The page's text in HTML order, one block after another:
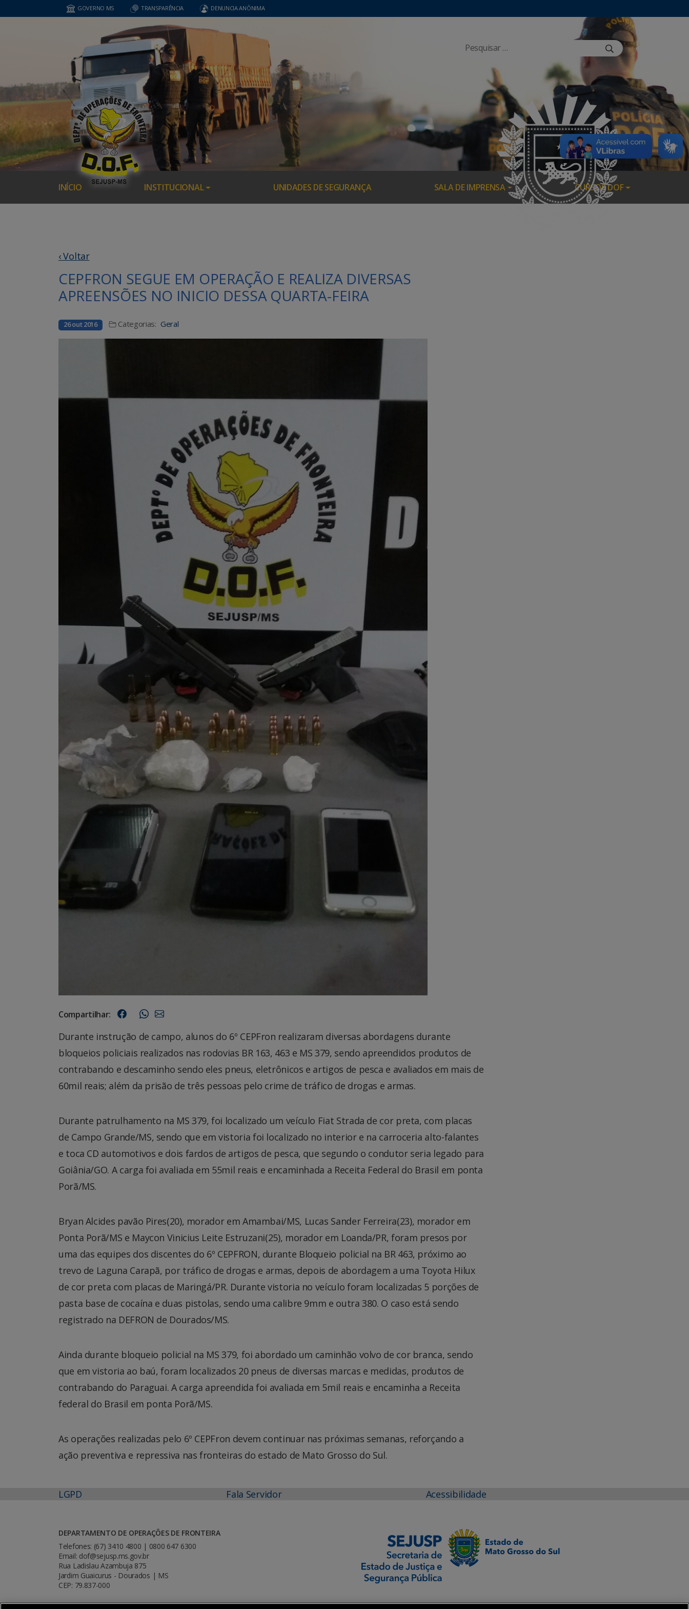
GOVERNO MS TRANSPARÊNCIA DENUNCIA ANÔNIMA
INÍCIO INSTITUCIONAL UNIDADES DE SEGURANÇA SALA DE IMPRENSA CURSOS DOF
‹ Voltar
CEPFRON SEGUE EM OPERAÇÃO E REALIZA DIVERSAS
APREENSÕES NO INICIO DESSA QUARTA-FEIRA
26 out 2016 Categorias: Geral
Compartilhar:
Durante instrução de campo, alunos do 6º CEPFron realizaram diversas abordagens durante
bloqueios policiais realizados nas rodovias BR 163, 463 e MS 379, sendo apreendidos produtos de
contrabando e descaminho sendo eles pneus, eletrônicos e artigos de pesca e avaliados em mais de
60mil reais; além da prisão de três pessoas pelo crime de tráfico de drogas e armas.
Durante patrulhamento na MS 379, foi localizado um veículo Fiat Strada de cor preta, com placas
de Campo Grande/MS, sendo que em vistoria foi localizado no interior e na carroceria alto-falantes
e toca CD automotivos e dois fardos de artigos de pesca, que segundo o condutor seria legado para
Goiânia/GO. A carga foi avaliada em 55mil reais e encaminhada a Receita Federal do Brasil em ponta
Porã/MS.
Bryan Alcides pavão Pires(20), morador em Amambai/MS, Lucas Sander Ferreira(23), morador em
Ponta Porã/MS e Maycon Vinicius Leite Estruzani(25), morador em Loanda/PR, foram presos por
uma das equipes dos discentes do 6º CEPFRON, durante Bloqueio policial na BR 463, próximo ao
trevo de Laguna Carapã, por tráfico de drogas e armas, depois de abordagem a uma Toyota Hilux
de cor preta com placas de Maringá/PR. Durante vistoria no veículo foram localizadas 5 porções de
pasta base de cocaína e duas pistolas, sendo uma calibre 9mm e outra 380. O caso está sendo
registrado na DEFRON de Dourados/MS.
Ainda durante bloqueio policial na MS 379, foi abordado um caminhão volvo de cor branca, sendo
que em vistoria ao baú, foram localizados 20 pneus de diversas marcas e medidas, produtos de
contrabando do Paraguai. A carga apreendida foi avaliada em 5mil reais e encaminha a Receita
federal do Brasil em ponta Porã/MS.
As operações realizadas pelo 6º CEPFron devem continuar nas próximas semanas, reforçando a
ação preventiva e repressiva nas fronteiras do estado de Mato Grosso do Sul.
LGPD Fala Servidor Acessibilidade
DEPARTAMENTO DE OPERAÇÕES DE FRONTEIRA
Telefones: (67) 3410 4800 | 0800 647 6300
Email: dof@sejusp.ms.gov.br
Rua Ladislau Azambuja 875
Jardim Guaicurus - Dourados | MS
CEP: 79.837-000